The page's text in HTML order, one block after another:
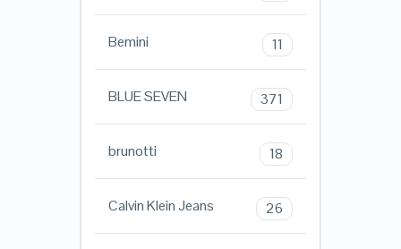
Bemini 11
BLUE SEVEN 371
brunotti 18
Calvin Klein Jeans 26